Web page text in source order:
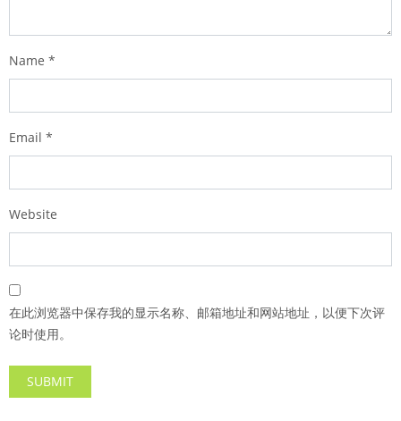
Name *
Email *
Website
在此浏览器中保存我的显示名称、邮箱地址和网站地址，以便下次评
论时使用。